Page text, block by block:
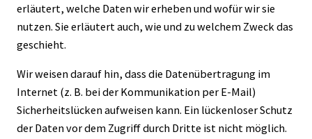
erläutert, welche Daten wir erheben und wofür wir sie
nutzen. Sie erläutert auch, wie und zu welchem Zweck das
geschieht.
Wir weisen darauf hin, dass die Datenübertragung im
Internet (z. B. bei der Kommunikation per E-Mail)
Sicherheitslücken aufweisen kann. Ein lückenloser Schutz
der Daten vor dem Zugriff durch Dritte ist nicht möglich.